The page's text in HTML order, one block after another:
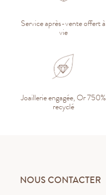
Service après-vente offert à
vie
Joaillerie engagée, Or 750%
recyclé
NOUS CONTACTER